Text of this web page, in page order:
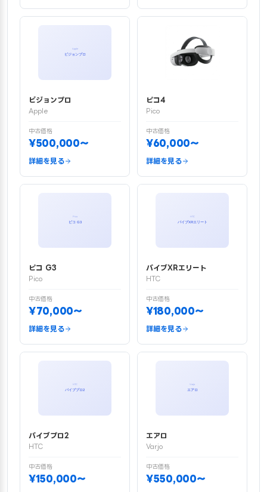
ビジョンプロ
Apple
中古価格
¥500,000〜
詳細を見る
ピコ4
Pico
中古価格
¥60,000〜
詳細を見る
ピコ G3
Pico
中古価格
¥70,000〜
詳細を見る
バイブXRエリート
HTC
中古価格
¥180,000〜
詳細を見る
バイブプロ2
HTC
中古価格
¥150,000〜
エアロ
Varjo
中古価格
¥550,000〜